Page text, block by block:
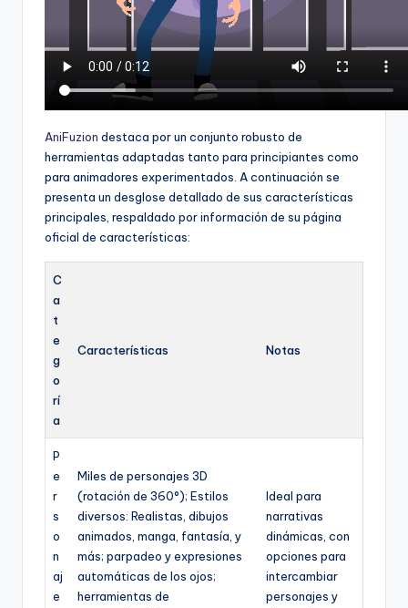
AniFuzion destaca por un conjunto robusto de
herramientas adaptadas tanto para principiantes como
para animadores experimentados. A continuación se
presenta un desglose detallado de sus características
principales, respaldado por información de su página
oficial de características:
C
a
t
e
g
o
rí
a
Características Notas
P
e
r
s
o
n
aj
e
Miles de personajes 3D
(rotación de 360°); Estilos
diversos: Realistas, dibujos
animados, manga, fantasía, y
más; parpadeo y expresiones
automáticas de los ojos;
herramientas de
Ideal para
narrativas
dinámicas, con
opciones para
intercambiar
personajes y